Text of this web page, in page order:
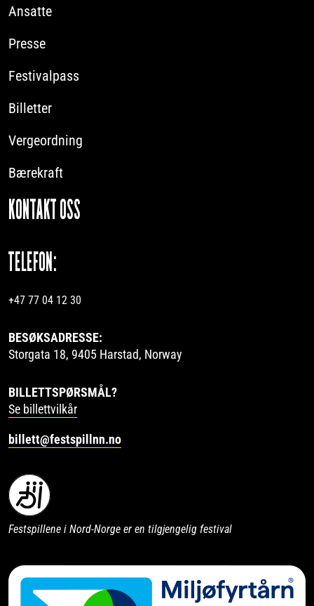
Ansatte
Presse
Festivalpass
Billetter
Vergeordning
Bærekraft
KONTAKT OSS
TELEFON:
+47 77 04 12 30
BESØKSADRESSE:
Storgata 18, 9405 Harstad, Norway
BILLETTSPØRSMÅL?
Se billettvilkår
billett@festspillnn.no
Festspillene i Nord-Norge er en tilgjengelig festival